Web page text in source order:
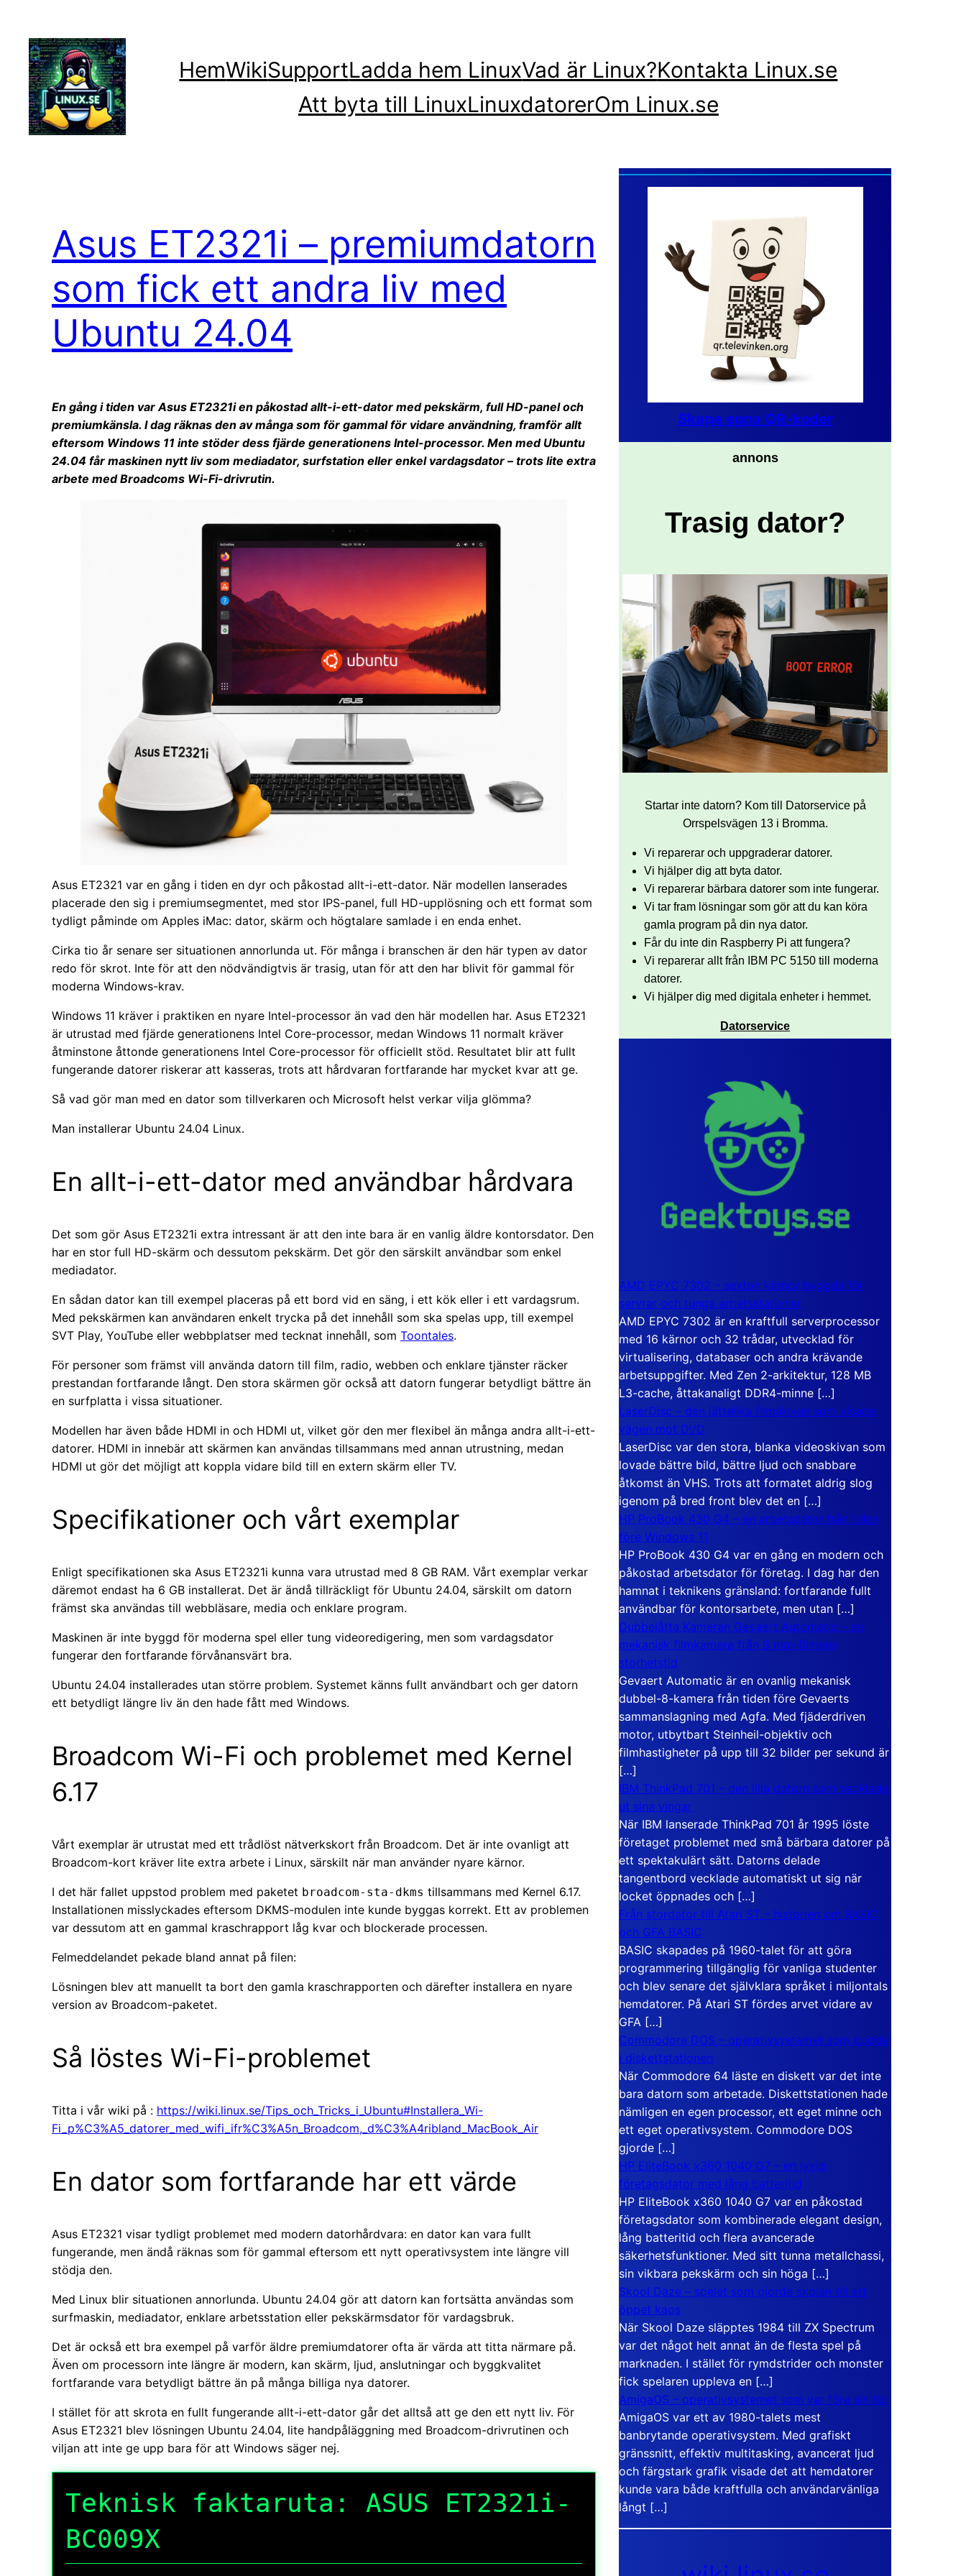
innehåll
HemWikiSupportLadda hem LinuxVad är Linux?Kontakta Linux.se
Att byta till LinuxLinuxdatorerOm Linux.se
Asus ET2321i – premiumdatorn
som fick ett andra liv med
Ubuntu 24.04
En gång i tiden var Asus ET2321i en påkostad allt-i-ett-dator med pekskärm, full HD-panel och
premiumkänsla. I dag räknas den av många som för gammal för vidare användning, framför allt
eftersom Windows 11 inte stöder dess fjärde generationens Intel-processor. Men med Ubuntu
24.04 får maskinen nytt liv som mediadator, surfstation eller enkel vardagsdator – trots lite extra
arbete med Broadcoms Wi-Fi-drivrutin.
Asus ET2321 var en gång i tiden en dyr och påkostad allt-i-ett-dator. När modellen lanserades
placerade den sig i premiumsegmentet, med stor IPS-panel, full HD-upplösning och ett format som
tydligt påminde om Apples iMac: dator, skärm och högtalare samlade i en enda enhet.
Cirka tio år senare ser situationen annorlunda ut. För många i branschen är den här typen av dator
redo för skrot. Inte för att den nödvändigtvis är trasig, utan för att den har blivit för gammal för
moderna Windows-krav.
Windows 11 kräver i praktiken en nyare Intel-processor än vad den här modellen har. Asus ET2321
är utrustad med fjärde generationens Intel Core-processor, medan Windows 11 normalt kräver
åtminstone åttonde generationens Intel Core-processor för officiellt stöd. Resultatet blir att fullt
fungerande datorer riskerar att kasseras, trots att hårdvaran fortfarande har mycket kvar att ge.
Så vad gör man med en dator som tillverkaren och Microsoft helst verkar vilja glömma?
Man installerar Ubuntu 24.04 Linux.
En allt-i-ett-dator med användbar hårdvara
Det som gör Asus ET2321i extra intressant är att den inte bara är en vanlig äldre kontorsdator. Den
har en stor full HD-skärm och dessutom pekskärm. Det gör den särskilt användbar som enkel
mediadator.
En sådan dator kan till exempel placeras på ett bord vid en säng, i ett kök eller i ett vardagsrum.
Med pekskärmen kan användaren enkelt trycka på det innehåll som ska spelas upp, till exempel
SVT Play, YouTube eller webbplatser med tecknat innehåll, som Toontales.
För personer som främst vill använda datorn till film, radio, webben och enklare tjänster räcker
prestandan fortfarande långt. Den stora skärmen gör också att datorn fungerar betydligt bättre än
en surfplatta i vissa situationer.
Modellen har även både HDMI in och HDMI ut, vilket gör den mer flexibel än många andra allt-i-ett-
datorer. HDMI in innebär att skärmen kan användas tillsammans med annan utrustning, medan
HDMI ut gör det möjligt att koppla vidare bild till en extern skärm eller TV.
Specifikationer och vårt exemplar
Enligt specifikationen ska Asus ET2321i kunna vara utrustad med 8 GB RAM. Vårt exemplar verkar
däremot endast ha 6 GB installerat. Det är ändå tillräckligt för Ubuntu 24.04, särskilt om datorn
främst ska användas till webbläsare, media och enklare program.
Maskinen är inte byggd för moderna spel eller tung videoredigering, men som vardagsdator
fungerar den fortfarande förvånansvärt bra.
Ubuntu 24.04 installerades utan större problem. Systemet känns fullt användbart och ger datorn
ett betydligt längre liv än den hade fått med Windows.
Broadcom Wi-Fi och problemet med Kernel
6.17
Vårt exemplar är utrustat med ett trådlöst nätverkskort från Broadcom. Det är inte ovanligt att
Broadcom-kort kräver lite extra arbete i Linux, särskilt när man använder nyare kärnor.
I det här fallet uppstod problem med paketet broadcom-sta-dkms tillsammans med Kernel 6.17.
Installationen misslyckades eftersom DKMS-modulen inte kunde byggas korrekt. Ett av problemen
var dessutom att en gammal kraschrapport låg kvar och blockerade processen.
Felmeddelandet pekade bland annat på filen:
Lösningen blev att manuellt ta bort den gamla kraschrapporten och därefter installera en nyare
version av Broadcom-paketet.
Så löstes Wi-Fi-problemet
Titta i vår wiki på : https://wiki.linux.se/Tips_och_Tricks_i_Ubuntu#Installera_Wi-
Fi_p%C3%A5_datorer_med_wifi_ifr%C3%A5n_Broadcom,_d%C3%A4ribland_MacBook_Air
En dator som fortfarande har ett värde
Asus ET2321 visar tydligt problemet med modern datorhårdvara: en dator kan vara fullt
fungerande, men ändå räknas som för gammal eftersom ett nytt operativsystem inte längre vill
stödja den.
Med Linux blir situationen annorlunda. Ubuntu 24.04 gör att datorn kan fortsätta användas som
surfmaskin, mediadator, enklare arbetsstation eller pekskärmsdator för vardagsbruk.
Det är också ett bra exempel på varför äldre premiumdatorer ofta är värda att titta närmare på.
Även om processorn inte längre är modern, kan skärm, ljud, anslutningar och byggkvalitet
fortfarande vara betydligt bättre än på många billiga nya datorer.
I stället för att skrota en fullt fungerande allt-i-ett-dator går det alltså att ge den ett nytt liv. För
Asus ET2321 blev lösningen Ubuntu 24.04, lite handpåläggning med Broadcom-drivrutinen och
viljan att inte ge upp bara för att Windows säger nej.
Teknisk faktaruta: ASUS ET2321i-
BC009X
Skapa egna QR-koder
annons
Trasig dator?
Startar inte datorn? Kom till Datorservice på
Orrspelsvägen 13 i Bromma.
Vi reparerar och uppgraderar datorer.
Vi hjälper dig att byta dator.
Vi reparerar bärbara datorer som inte fungerar.
Vi tar fram lösningar som gör att du kan köra
gamla program på din nya dator.
Får du inte din Raspberry Pi att fungera?
Vi reparerar allt från IBM PC 5150 till moderna
datorer.
Vi hjälper dig med digitala enheter i hemmet.
Datorservice
AMD EPYC 7302 – sexton kärnor byggda för
servrar och tunga arbetsstationer
AMD EPYC 7302 är en kraftfull serverprocessor
med 16 kärnor och 32 trådar, utvecklad för
virtualisering, databaser och andra krävande
arbetsuppgifter. Med Zen 2-arkitektur, 128 MB
L3-cache, åttakanaligt DDR4-minne […]
LaserDisc – den jättelika filmskivan som visade
vägen mot DVD
LaserDisc var den stora, blanka videoskivan som
lovade bättre bild, bättre ljud och snabbare
åtkomst än VHS. Trots att formatet aldrig slog
igenom på bred front blev det en […]
HP ProBook 430 G4 – en arbetsdator från tiden
före Windows 11
HP ProBook 430 G4 var en gång en modern och
påkostad arbetsdator för företag. I dag har den
hamnat i teknikens gränsland: fortfarande fullt
användbar för kontorsarbete, men utan […]
Dubbelåtta Kameran Gevaert Automatic – en
mekanisk filmkamera från 8 mm-filmens
storhetstid
Gevaert Automatic är en ovanlig mekanisk
dubbel-8-kamera från tiden före Gevaerts
sammanslagning med Agfa. Med fjäderdriven
motor, utbytbart Steinheil-objektiv och
filmhastigheter på upp till 32 bilder per sekund är
[…]
IBM ThinkPad 701 – den lilla datorn som vecklade
ut sina vingar
När IBM lanserade ThinkPad 701 år 1995 löste
företaget problemet med små bärbara datorer på
ett spektakulärt sätt. Datorns delade
tangentbord vecklade automatiskt ut sig när
locket öppnades och […]
Från stordator till Atari ST – historien om BASIC
och GFA BASIC
BASIC skapades på 1960-talet för att göra
programmering tillgänglig för vanliga studenter
och blev senare det självklara språket i miljontals
hemdatorer. På Atari ST fördes arvet vidare av
GFA […]
Commodore DOS – operativsystemet som bodde
i diskettstationen
När Commodore 64 läste en diskett var det inte
bara datorn som arbetade. Diskettstationen hade
nämligen en egen processor, ett eget minne och
ett eget operativsystem. Commodore DOS
gjorde […]
HP EliteBook x360 1040 G7 – en lyxig
företagsdator med lång batteritid
HP EliteBook x360 1040 G7 var en påkostad
företagsdator som kombinerade elegant design,
lång batteritid och flera avancerade
säkerhetsfunktioner. Med sitt tunna metallchassi,
sin vikbara pekskärm och sin höga […]
Skool Daze – spelet som gjorde skolan till ett
öppet kaos
När Skool Daze släpptes 1984 till ZX Spectrum
var det något helt annat än de flesta spel på
marknaden. I stället för rymdstrider och monster
fick spelaren uppleva en […]
AmigaOS – operativsystemet som var före sin tid
AmigaOS var ett av 1980-talets mest
banbrytande operativsystem. Med grafiskt
gränssnitt, effektiv multitasking, avancerat ljud
och färgstark grafik visade det att hemdatorer
kunde vara både kraftfulla och användarvänliga
långt […]